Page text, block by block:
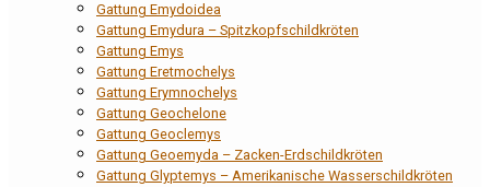
Gattung Emydoidea
Gattung Emydura – Spitzkopfschildkröten
Gattung Emys
Gattung Eretmochelys
Gattung Erymnochelys
Gattung Geochelone
Gattung Geoclemys
Gattung Geoemyda – Zacken-Erdschildkröten
Gattung Glyptemys – Amerikanische Wasserschildkröten